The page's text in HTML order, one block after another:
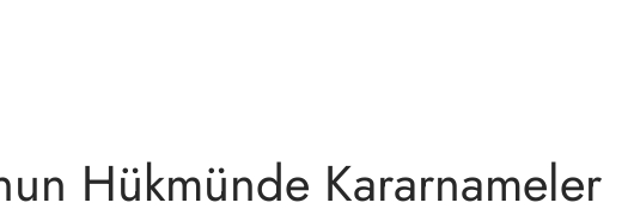
Hükmünde Kararnameler